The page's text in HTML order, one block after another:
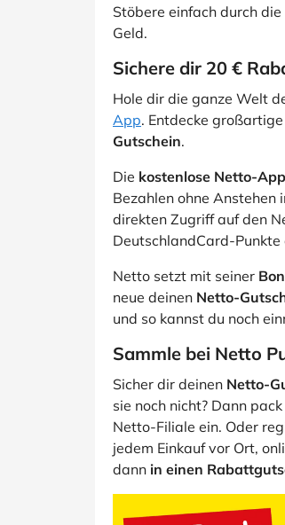
Stöbere einfach durch die
Geld.
Sichere dir 20 €
Hole dir die ganze Welt
App. Entdecke
Gutschein.
Die kostenlose Netto-App
Bezahlen ohne Anstehen
direkten Zugriff auf den
DeutschlandCard-
Netto setzt mit seiner
neue deinen Netto-
und so kannst du noch
Sammle bei Netto
Sicher dir deinen Netto-
sie noch nicht? Dann
Netto-Filiale ein. Oder
jedem Einkauf vor Ort,
dann in einen